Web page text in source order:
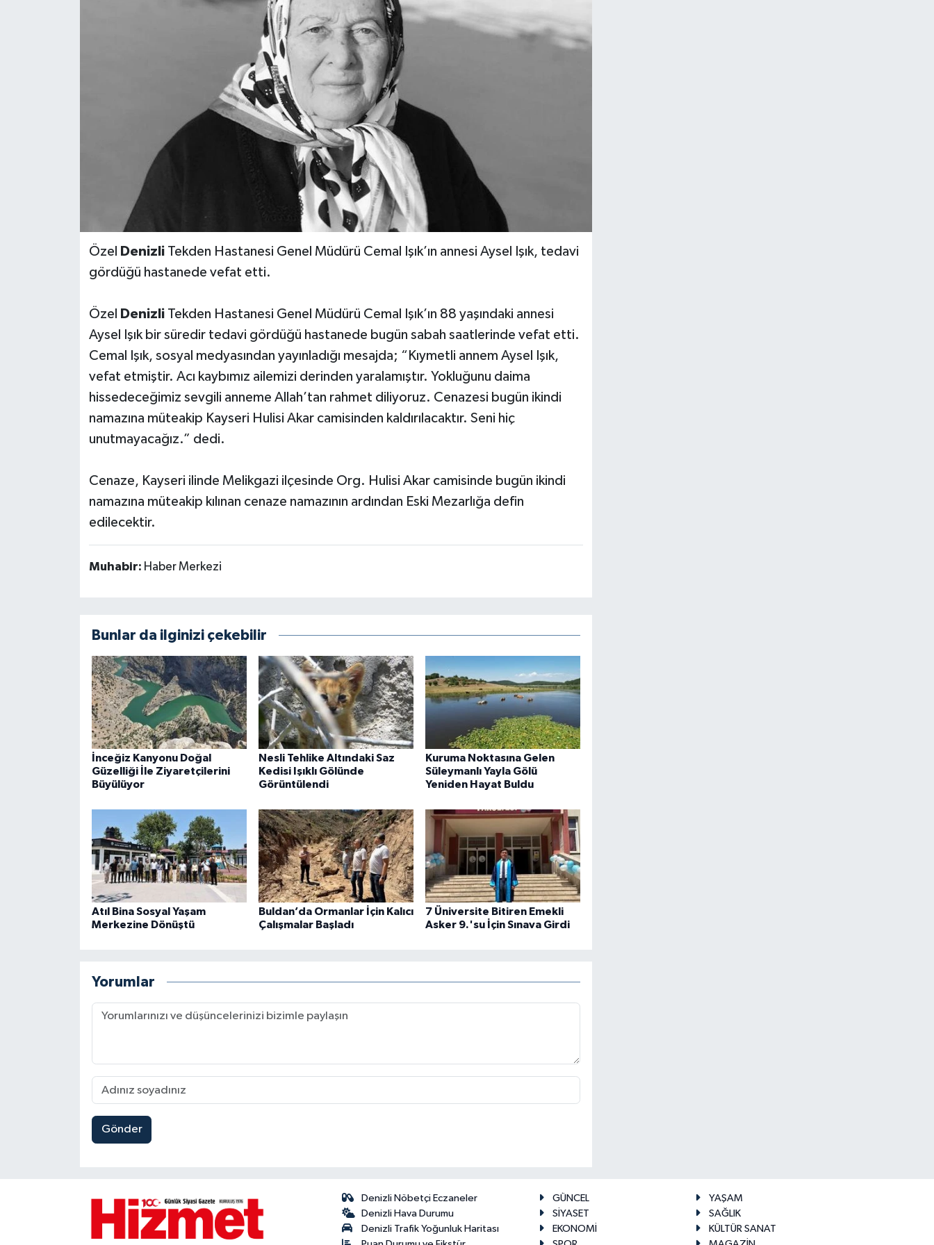
Özel DenizliTekden Hastanesi Genel Müdürü Cemal Işık’ın annesi Aysel Işık, tedavi
gördüğü hastanede vefat etti.
Özel DenizliTekden Hastanesi Genel Müdürü Cemal Işık’ın 88 yaşındaki annesi
Aysel Işık bir süredir tedavi gördüğü hastanede bugün sabah saatlerinde vefat etti.
Cemal Işık, sosyal medyasından yayınladığı mesajda; “Kıymetli annem Aysel Işık,
vefat etmiştir. Acı kaybımız ailemizi derinden yaralamıştır. Yokluğunu daima
hissedeceğimiz sevgili anneme Allah’tan rahmet diliyoruz. Cenazesi bugün ikindi
namazına müteakip Kayseri Hulisi Akar camisinden kaldırılacaktır. Seni hiç
unutmayacağız.” dedi.
Cenaze, Kayseri ilinde Melikgazi ilçesinde Org. Hulisi Akar camisinde bugün ikindi
namazına müteakip kılınan cenaze namazının ardından Eski Mezarlığa defin
edilecektir.
Muhabir: Haber Merkezi
Bunlar da ilginizi çekebilir
İnceğiz Kanyonu Doğal
Güzelliği İle Ziyaretçilerini
Büyülüyor
Nesli Tehlike Altındaki Saz
Kedisi Işıklı Gölünde
Görüntülendi
Kuruma Noktasına Gelen
Süleymanlı Yayla Gölü
Yeniden Hayat Buldu
Atıl Bina Sosyal Yaşam
Merkezine Dönüştü
Buldan’da Ormanlar İçin Kalıcı
Çalışmalar Başladı
7 Üniversite Bitiren Emekli
Asker 9.'su İçin Sınava Girdi
Yorumlar
Gönder
Denizli Nöbetçi Eczaneler
Denizli Hava Durumu
Denizli Trafik Yoğunluk Haritası
GÜNCEL
YAŞAM
SİYASET
SAĞLIK
EKONOMİ
KÜLTÜR SANAT